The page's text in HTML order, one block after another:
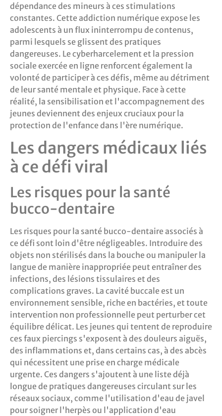
dépendance des mineurs à ces stimulations
constantes. Cette addiction numérique expose les
adolescents à un flux ininterrompu de contenus,
parmi lesquels se glissent des pratiques
dangereuses. Le cyberharcelement et la pression
sociale exercée en ligne renforcent également la
volonté de participer à ces défis, même au détriment
de leur santé mentale et physique. Face à cette
réalité, la sensibilisation et l'accompagnement des
jeunes deviennent des enjeux cruciaux pour la
protection de l'enfance dans l'ère numérique.
Les dangers médicaux liés
à ce défi viral
Les risques pour la santé
bucco-dentaire
Les risques pour la santé bucco-dentaire associés à
ce défi sont loin d'être négligeables. Introduire des
objets non stérilisés dans la bouche ou manipuler la
langue de manière inappropriée peut entraîner des
infections, des lésions tissulaires et des
complications graves. La cavité buccale est un
environnement sensible, riche en bactéries, et toute
intervention non professionnelle peut perturber cet
équilibre délicat. Les jeunes qui tentent de reproduire
ces faux piercings s'exposent à des douleurs aiguës,
des inflammations et, dans certains cas, à des abcès
qui nécessitent une prise en charge médicale
urgente. Ces dangers s'ajoutent à une liste déjà
longue de pratiques dangereuses circulant sur les
réseaux sociaux, comme l'utilisation d'eau de javel
pour soigner l'herpès ou l'application d'eau